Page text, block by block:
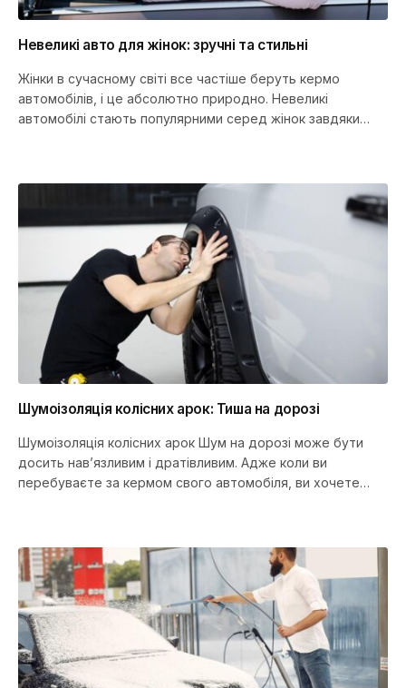
Невеликі авто для жінок: зручні та стильні
Жінки в сучасному світі все частіше беруть кермо
автомобілів, і це абсолютно природно. Невеликі
автомобілі стають популярними серед жінок завдяки
Шумоізоляція колісних арок: Тиша на дорозі
Шумоізоляція колісних арок Шум на дорозі може бути
досить нав’язливим і дратівливим. Адже коли ви
перебуваєте за кермом свого автомобіля, ви хочете